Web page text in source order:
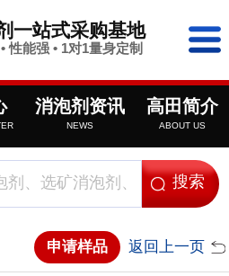
一站式采购基地
性能强 • 1对1量身定制
消泡剂资讯
NEWS
高田简介
ABOUT US
申请样品 返回上一页